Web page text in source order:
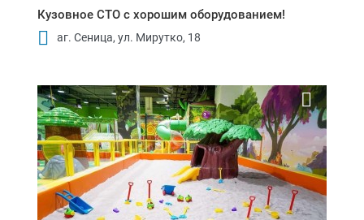
Кузовное СТО с хорошим оборудованием!
аг. Сеница, ул. Мирутко, 18